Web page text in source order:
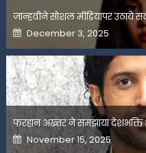
जान्हवीने सोशल मीडियापर उठाये
Posted
on
December 3, 2025
फरहान अख्तर ने समझाया
Posted
on
November 15, 2025